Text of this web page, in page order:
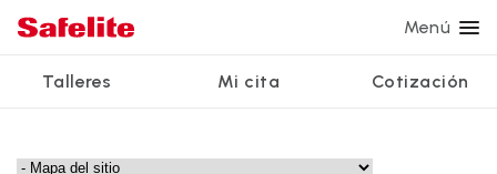
Menú
Talleres Mi cita Cotización
Servicios
Ver todos los servicios